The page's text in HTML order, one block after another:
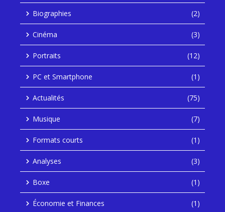
Biographies (2)
Cinéma (3)
Portraits (12)
PC et Smartphone (1)
Actualités (75)
Musique (7)
Formats courts (1)
Analyses (3)
Boxe (1)
Économie et Finances (1)